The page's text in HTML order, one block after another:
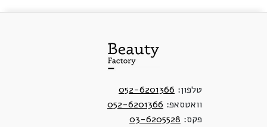
טלפון: 052-6201366
וואטסאפ: 052-6201366
פקס: 03-6205528